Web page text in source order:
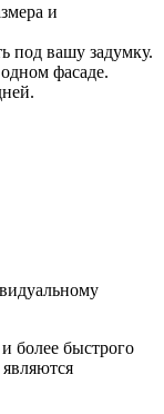
и
под вашу задумку.
фасаде.
более быстрого